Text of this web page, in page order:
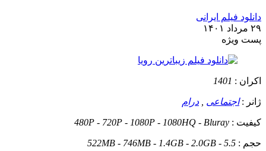
دانلود فیلم ایرانی
۲۹ مرداد ۱۴۰۱
پست ويژه
اکران : 1401
ژانر :اجتماعی درام
کیفیت : 480P - 720P - 1080P - 1080HQ - Bluray
حجم : 522MB - 746MB - 1.4GB - 2.0GB - 5.5